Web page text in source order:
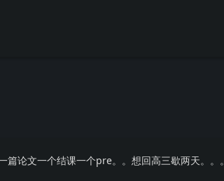
论文一个结课一个pre。。想回高三歇两天。。。